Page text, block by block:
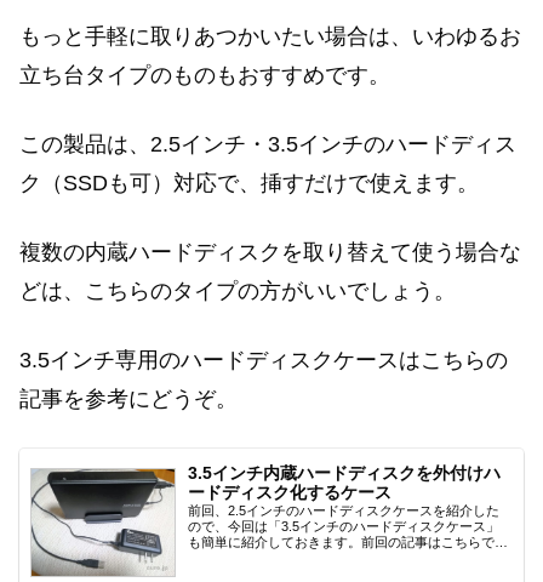
もっと手軽に取りあつかいたい場合は、いわゆるお
立ち台タイプのものもおすすめです。
この製品は、2.5インチ・3.5インチのハードディス
ク（SSDも可）対応で、挿すだけで使えます。
複数の内蔵ハードディスクを取り替えて使う場合な
どは、こちらのタイプの方がいいでしょう。
3.5インチ専用のハードディスクケースはこちらの
記事を参考にどうぞ。
3.5インチ内蔵ハードディスクを外付けハ
ードディスク化するケース
前回、2.5インチのハードディスクケースを紹介した
ので、今回は「3.5インチのハードディスクケース」
も簡単に紹介しておきます。前回の記事はこちらで